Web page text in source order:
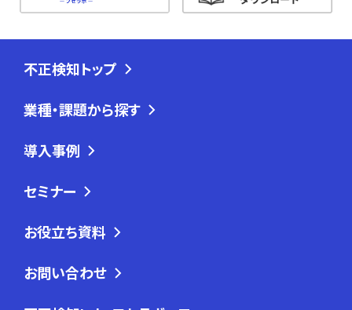
不正検知トップ
業種・課題から探す
導入事例
セミナー
お役立ち資料
お問い合わせ